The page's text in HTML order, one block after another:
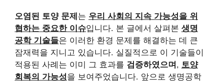
오염된 토양 문제 는 우리 사회의 지속 가능성을 위
협하는 중요한 이슈입니다. 본 글에서 살펴본 생명
공학 기술들은 이러한 환경 문제를 해결하는 데 큰
잠재력을 지니고 있습니다. 실질적으로 이 기술들이
적용된 사례는 이미 그 효과를 검증하였으며 , 토양
회복의 가능성을 보여주었습니다. 앞으로 생명공학